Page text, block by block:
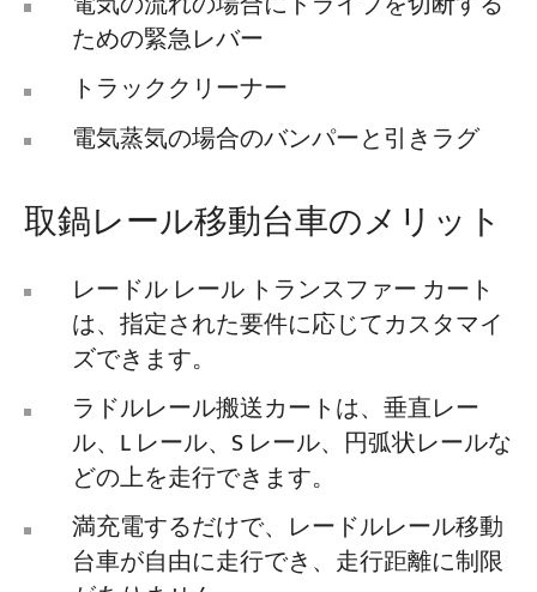
ための緊急レバー
トラッククリーナー
電気蒸気の場合のバンパーと引きラグ
取鍋レール移動台車のメリット
レードル レール トランスファー カート
は、指定された要件に応じてカスタマイ
ズできます。
ラドルレール搬送カートは、垂直レー
ル、L レール、S レール、円弧状レールな
どの上を走行できます。
満充電するだけで、レードルレール移動
台車が自由に走行でき、走行距離に制限